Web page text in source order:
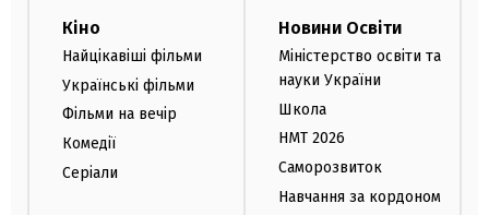
Кіно
Найцікавіші фільми
Українські фільми
Фільми на вечір
Комедії
Серіали
Новини Освіти
Міністерство освіти та
науки України
Школа
НМТ 2026
Саморозвиток
Навчання за кордоном